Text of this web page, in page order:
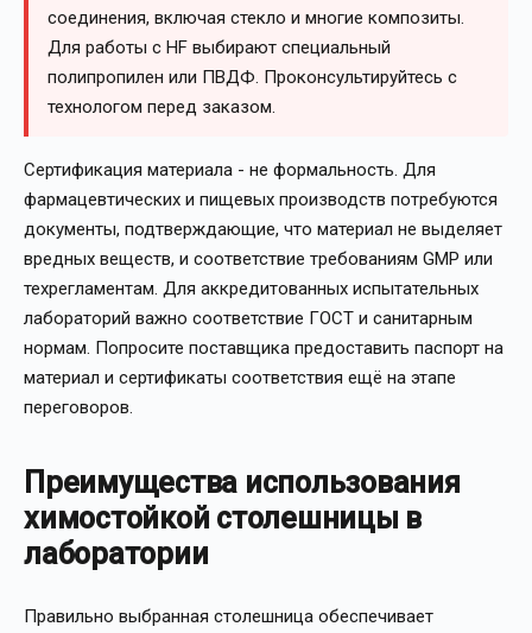
соединения, включая стекло и многие композиты.
Для работы с HF выбирают специальный
полипропилен или ПВДФ. Проконсультируйтесь с
технологом перед заказом.
Сертификация материала - не формальность. Для
фармацевтических и пищевых производств потребуются
документы, подтверждающие, что материал не выделяет
вредных веществ, и соответствие требованиям GMP или
техрегламентам. Для аккредитованных испытательных
лабораторий важно соответствие ГОСТ и санитарным
нормам. Попросите поставщика предоставить паспорт на
материал и сертификаты соответствия ещё на этапе
переговоров.
Преимущества использования
химостойкой столешницы в
лаборатории
Правильно выбранная столешница обеспечивает